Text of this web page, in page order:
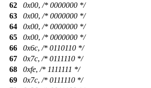
62
0x00, /* 0000000 */
63
0x00, /* 0000000 */
64
0x00, /* 0000000 */
65
0x00, /* 0000000 */
66
0x6c, /* 0110110 */
67
0x7c, /* 0111110 */
68
0xfe, /* 1111111 */
69
0x7c, /* 0111110 */